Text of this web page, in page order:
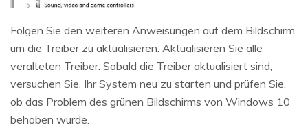
Folgen Sie den weiteren Anweisungen auf dem Bildschirm,
um die Treiber zu aktualisieren. Aktualisieren Sie alle
veralteten Treiber. Sobald die Treiber aktualisiert sind,
versuchen Sie, Ihr System neu zu starten und prüfen Sie,
ob das Problem des grünen Bildschirms von Windows 10
behoben wurde.